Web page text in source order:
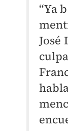
“Ya
José